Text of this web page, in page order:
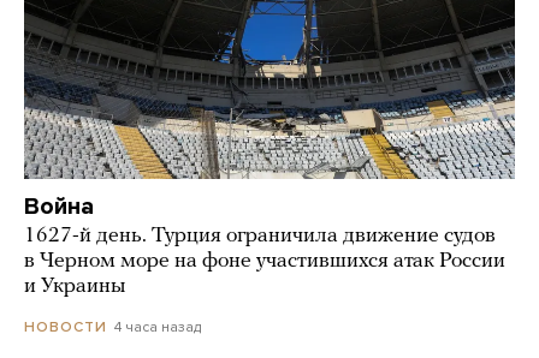
Война
1627-й день. Турция ограничила движение судов
в Черном море на фоне участившихся атак России
и Украины
НОВОСТИ 4 часа назад